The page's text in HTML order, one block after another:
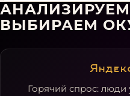
ВЫБИРАЕМ
Горячий спрос: